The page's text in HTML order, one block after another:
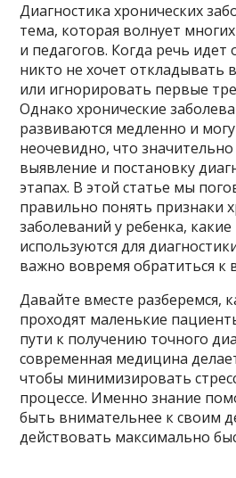
Диагностика хронических
тема, которая волнует
и педагогов. Когда речь идет
никто не хочет откладывать
или игнорировать первые
Однако хронические
развиваются медленно и
неочевидно, что значительно
выявление и постановку
этапах. В этой статье мы
правильно понять признаки
заболеваний у ребенка,
используются для
важно вовремя обратиться к
Давайте вместе разберемся,
проходят маленькие
пути к получению точного
современная медицина
чтобы минимизировать
процессе. Именно знание
быть внимательнее к своим
действовать максимально